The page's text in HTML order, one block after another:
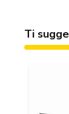
Ti